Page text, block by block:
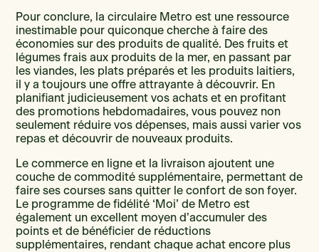
Pour conclure, la circulaire Metro est une ressource
inestimable pour quiconque cherche à faire des
économies sur des produits de qualité. Des fruits et
légumes frais aux produits de la mer, en passant par
les viandes, les plats préparés et les produits laitiers,
il y a toujours une offre attrayante à découvrir. En
planifiant judicieusement vos achats et en profitant
des promotions hebdomadaires, vous pouvez non
seulement réduire vos dépenses, mais aussi varier vos
repas et découvrir de nouveaux produits.
Le commerce en ligne et la livraison ajoutent une
couche de commodité supplémentaire, permettant de
faire ses courses sans quitter le confort de son foyer.
Le programme de fidélité ‘Moi’ de Metro est
également un excellent moyen d’accumuler des
points et de bénéficier de réductions
supplémentaires, rendant chaque achat encore plus